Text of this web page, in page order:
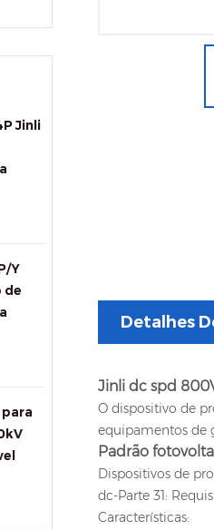
Jinli
Y
de
Detalhes
Jinli dc spd
O dispositivo de
equipamentos de
Padrão
Dispositivos de
dc-Parte 31:
Características: